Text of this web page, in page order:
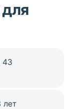
43
лет